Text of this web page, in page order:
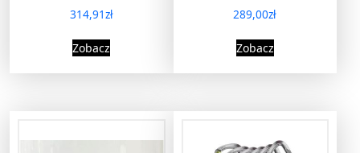
314,91zł
Zobacz
289,00zł
Zobacz